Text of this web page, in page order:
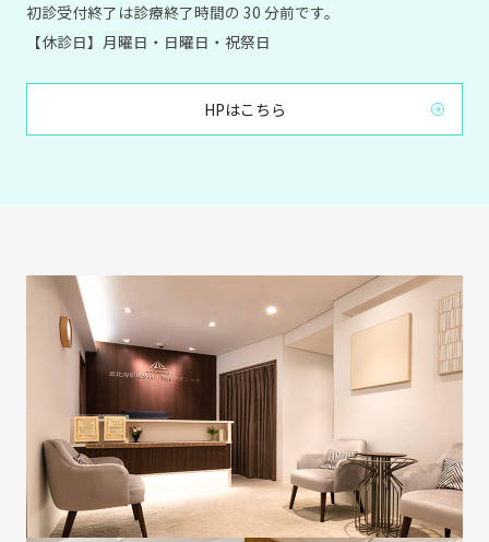
初診受付終了は診療終了時間の 30 分前です。
【休診日】月曜日・日曜日・祝祭日
HPはこちら